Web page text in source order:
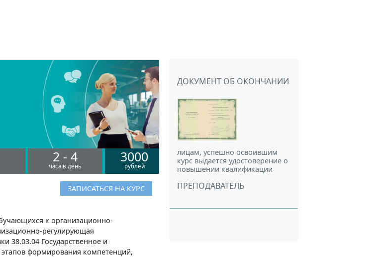
2 - 4
часа в день
3000
рублей
ЗАПИСАТЬСЯ НА КУРС
к организационно-
регулирующая
38.03.04 Государственное и
формирования компетенций,
ДОКУМЕНТ ОБ ОКОНЧАНИИ
лицам, успешно освоившим
курс выдается удостоверение о
повышении квалификации
ПРЕПОДАВАТЕЛЬ